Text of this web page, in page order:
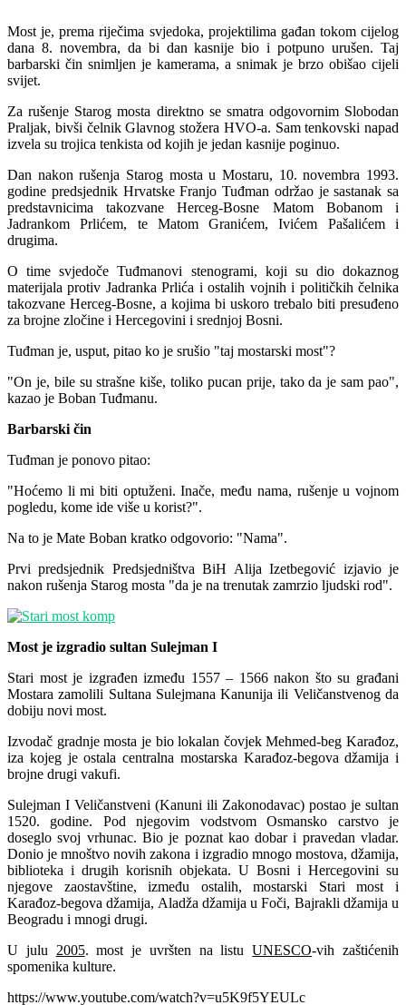
Most je, prema riječima svjedoka, projektilima gađan tokom cijelog
dana 8. novembra, da bi dan kasnije bio i potpuno urušen. Taj
barbarski čin snimljen je kamerama, a snimak je brzo obišao cijeli
svijet.
Za rušenje Starog mosta direktno se smatra odgovornim Slobodan
Praljak, bivši čelnik Glavnog stožera HVO-a. Sam tenkovski napad
izvela su trojica tenkista od kojih je jedan kasnije poginuo.
Dan nakon rušenja Starog mosta u Mostaru, 10. novembra 1993.
godine predsjednik Hrvatske Franjo Tuđman održao je sastanak sa
predstavnicima takozvane Herceg-Bosne Matom Bobanom i
Jadrankom Prlićem, te Matom Granićem, Ivićem Pašalićem i
drugima.
O time svjedoče Tuđmanovi stenogrami, koji su dio dokaznog
materijala protiv Jadranka Prlića i ostalih vojnih i političkih čelnika
takozvane Herceg-Bosne, a kojima bi uskoro trebalo biti presuđeno
za brojne zločine i Hercegovini i srednjoj Bosni.
Tuđman je, usput, pitao ko je srušio "taj mostarski most"?
"On je, bile su strašne kiše, toliko pucan prije, tako da je sam pao",
kazao je Boban Tuđmanu.
Barbarski čin
Tuđman je ponovo pitao:
"Hoćemo li mi biti optuženi. Inače, među nama, rušenje u vojnom
pogledu, kome ide više u korist?".
Na to je Mate Boban kratko odgovorio: "Nama".
Prvi predsjednik Predsjedništva BiH Alija Izetbegović izjavio je
nakon rušenja Starog mosta "da je na trenutak zamrzio ljudski rod".
Most je izgradio sultan Sulejman I
Stari most je izgrađen između 1557 – 1566 nakon što su građani
Mostara zamolili Sultana Sulejmana Kanunija ili Veličanstvenog da
dobiju novi most.
Izvodač gradnje mosta je bio lokalan čovjek Mehmed-beg Karađoz,
iza kojeg je ostala centralna mostarska Karađoz-begova džamija i
brojne drugi vakufi.
Sulejman I Veličanstveni (Kanuni ili Zakonodavac) postao je sultan
1520. godine. Pod njegovim vodstvom Osmansko carstvo je
doseglo svoj vrhunac. Bio je poznat kao dobar i pravedan vladar.
Donio je mnoštvo novih zakona i izgradio mnogo mostova, džamija,
biblioteka i drugih korisnih objekata. U Bosni i Hercegovini su
njegove zaostavštine, između ostalih, mostarski Stari most i
Karađoz-begova džamija, Aladža džamija u Foči, Bajrakli džamija u
Beogradu i mnogi drugi.
U julu 2005. most je uvršten na listuUNESCO-vih zaštićenih
spomenika kulture.
https://www.youtube.com/watch?v=u5K9f5YEULc